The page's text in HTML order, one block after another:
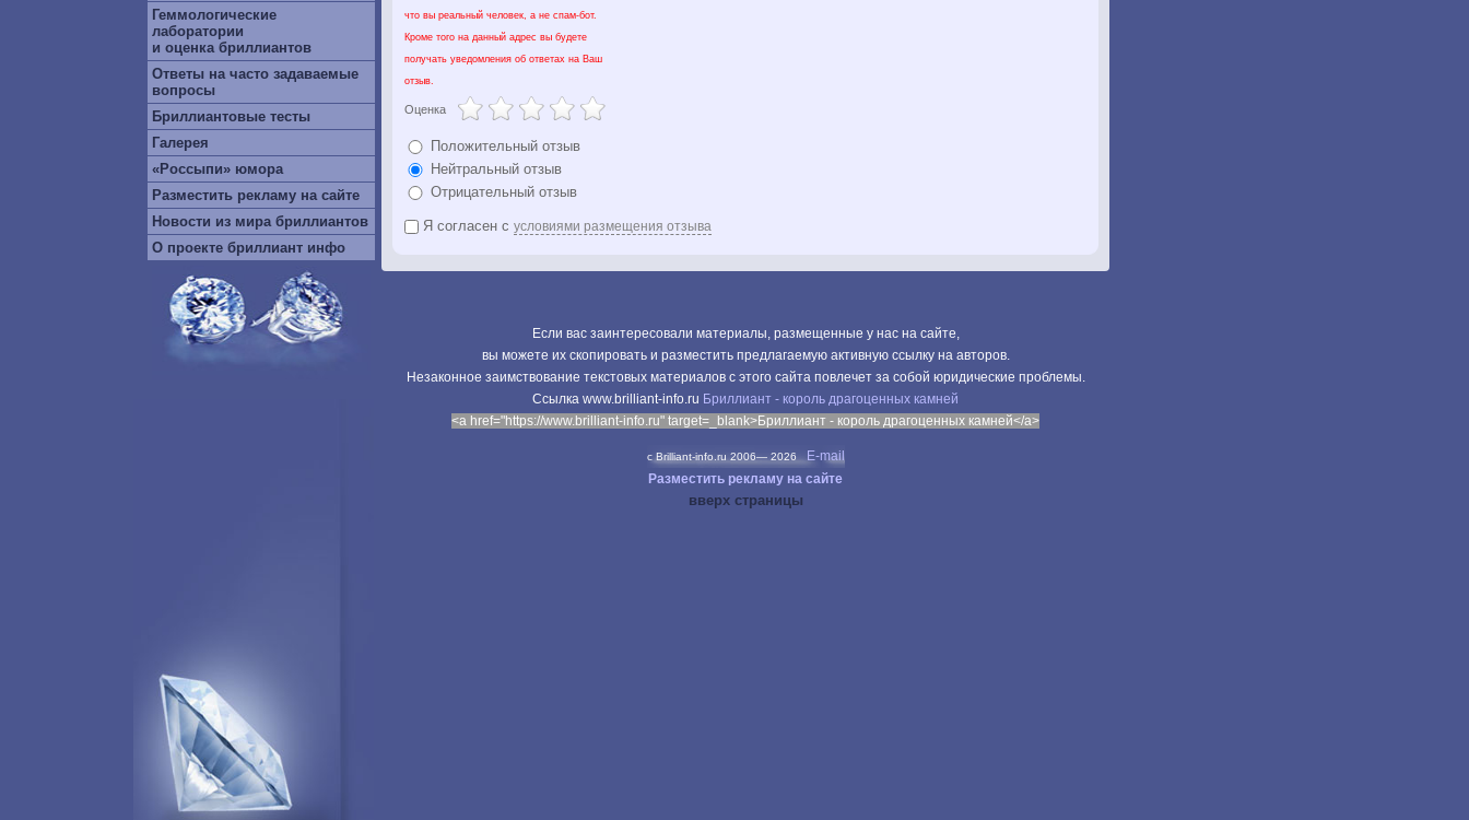
Геммологические
лаборатории
и оценка бриллиантов
Ответы на часто задаваемые
вопросы
Бриллиантовые тесты
Галерея
«Россыпи» юмора
Разместить рекламу на сайте
Новости из мира бриллиантов
О проекте бриллиант инфо
что вы реальный человек, а не спам-бот.
Кроме того на данный адрес вы будете
получать уведомления об ответах на Ваш
отзыв.
Оценка
Положительный отзыв
Нейтральный отзыв
Отрицательный отзыв
Я согласен с условиями размещения отзыва
Если вас заинтересовали материалы, размещенные у нас на сайте,
вы можете их скопировать и разместить предлагаемую активную ссылку на авторов.
Незаконное заимствование текстовых материалов с этого сайта повлечет за собой юридические проблемы.
Cсылка www.brilliant-info.ru Бриллиант - король драгоценных камней
<a href="https://www.brilliant-info.ru" target=_blank>Бриллиант - король драгоценных камней</a>
c Brilliant-info.ru 2006— 2026
E-mail
Разместить рекламу на сайте
вверх страницы